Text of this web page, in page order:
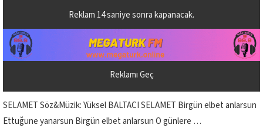
Reklam 14saniye sonra kapanacak.
Reklamı Geç
SELAMET Söz&Müzik: Yüksel BALTACI SELAMET Birgün elbet anlarsun
Ettuğune yanarsun Birgün elbet anlarsun O günlere …